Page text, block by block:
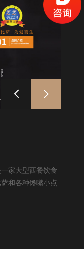
家大型西餐饮食
和各种馋嘴小点